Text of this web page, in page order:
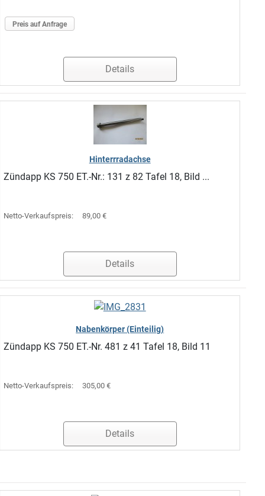
Preis auf Anfrage
Details
Hinterrradachse
Zündapp KS 750 ET.-Nr.: 131 z 82 Tafel 18, Bild ...
Netto-Verkaufspreis: 89,00 €
Details
Nabenkörper (Einteilig)
Zündapp KS 750 ET.-Nr. 481 z 41 Tafel 18, Bild 11
Netto-Verkaufspreis: 305,00 €
Details